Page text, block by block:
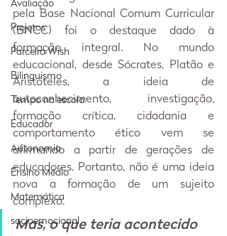
Avaliação
Projetos
Parceiro Wish
Bilinguismo
Tempo na escola
Educador
Autonomia
Ensino Médio
Matemática
socioemocional
pela Base Nacional Comum Curricular
(BNCC) foi o destaque dado à
formação integral. No mundo
educacional, desde Sócrates, Platão e
Aristóteles, a ideia de
autoconhecimento, investigação,
formação crítica, cidadania e
comportamento ético vem se
afirmando a partir de gerações de
educadores. Portanto, não é uma ideia
nova a formação de um sujeito
complexo.
Mas, o que teria acontecido